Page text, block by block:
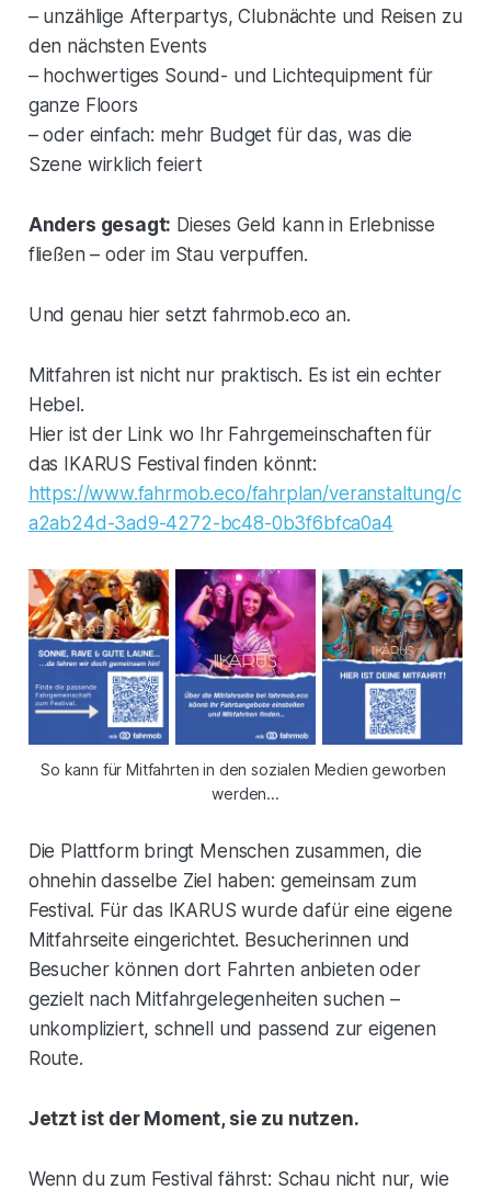
– unzählige Afterpartys, Clubnächte und Reisen zu
den nächsten Events
– hochwertiges Sound- und Lichtequipment für
ganze Floors
– oder einfach: mehr Budget für das, was die
Szene wirklich feiert
Anders gesagt: Dieses Geld kann in Erlebnisse
fließen – oder im Stau verpuffen.
Und genau hier setzt fahrmob.eco an.
Mitfahren ist nicht nur praktisch. Es ist ein echter
Hebel.
Hier ist der Link wo Ihr Fahrgemeinschaften für
das IKARUS Festival finden könnt:
https://www.fahrmob.eco/fahrplan/veranstaltung/c
a2ab24d-3ad9-4272-bc48-0b3f6bfca0a4
So kann für Mitfahrten in den sozialen Medien geworben
werden...
Die Plattform bringt Menschen zusammen, die
ohnehin dasselbe Ziel haben: gemeinsam zum
Festival. Für das IKARUS wurde dafür eine eigene
Mitfahrseite eingerichtet. Besucherinnen und
Besucher können dort Fahrten anbieten oder
gezielt nach Mitfahrgelegenheiten suchen –
unkompliziert, schnell und passend zur eigenen
Route.
Jetzt ist der Moment, sie zu nutzen.
Wenn du zum Festival fährst: Schau nicht nur, wie